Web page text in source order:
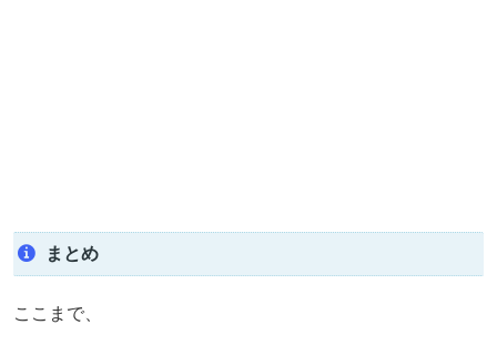
まとめ
ここまで、